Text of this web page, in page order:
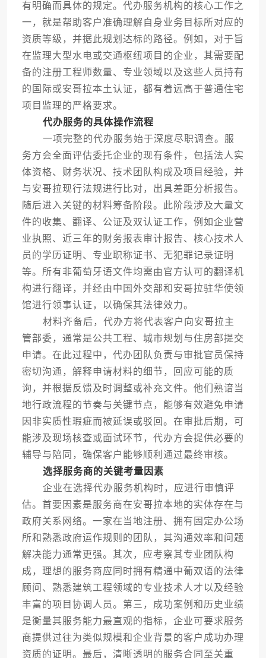
有明确而具体的规定。代办服务机构的核心工作之
一，就是帮助客户准确理解自身业务目标所对应的
资质等级，并据此规划达标的路径。例如，对于旨
在监理大型水电或交通枢纽项目的企业，其需要配
备的注册工程师数量、专业领域以及这些人员持有
的国际或安哥拉本土认证，都有着远高于普通住宅
项目监理的严格要求。
代办服务的具体操作流程
一项完整的代办服务始于深度尽职调查。服
务方会全面评估委托企业的现有条件，包括法人实
体资格、财务状况、技术团队构成及项目经验，并
与安哥拉现行法规进行比对，出具差距分析报告。
随后进入关键的材料筹备阶段。此阶段涉及大量文
件的收集、翻译、公证及双认证工作，例如企业营
业执照、近三年的财务报表审计报告、核心技术人
员的学历证明、专业职称证书、无犯罪记录证明
等。所有非葡萄牙语文件均需由官方认可的翻译机
构进行翻译，并经由中国外交部和安哥拉驻华使领
馆进行领事认证，以确保其法律效力。
材料齐备后，代办方将代表客户向安哥拉主
管部委，通常是公共工程、城市规划与住房部提交
申请。在此过程中，代办团队负责与审批官员保持
密切沟通，解释申请材料的细节，回应可能的质
询，并根据反馈及时调整或补充文件。他们熟谙当
地行政流程的节奏与关键节点，能够有效避免申请
因非实质性瑕疵而被延误或驳回。在审批后期，可
能涉及现场核查或面试环节，代办方会提供必要的
辅导与陪同，确保客户能够顺利通过最终审核。
选择服务商的关键考量因素
企业在选择代办服务机构时，应进行审慎评
估。首要因素是服务商在安哥拉本地的实体存在与
政府关系网络。一家在当地注册、拥有固定办公场
所和熟悉政府运作规则的团队，其沟通效率和问题
解决能力通常更强。其次，应考察其专业团队构
成，理想的服务商应同时拥有精通中葡双语的法律
顾问、熟悉建筑工程领域的专业技术人才以及经验
丰富的项目协调人员。第三，成功案例和历史业绩
是衡量其服务能力最直观的指标，企业可要求服务
商提供过往为类似规模和企业背景的客户成功办理
资质的证明。最后，清晰透明的服务合同至关重